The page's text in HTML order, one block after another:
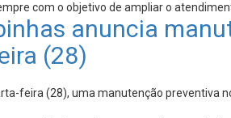
com o objetivo de ampliar o
anuncia
(28)
feira (28), uma manutenção preventiva